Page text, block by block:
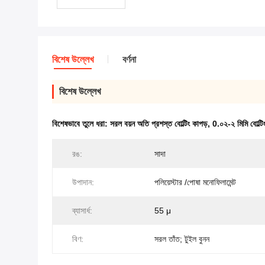
বিশেষ উল্লেখ বর্ণনা
বিশেষ উল্লেখ
বিশেষভাবে তুলে ধরা: সরল বয়ন অতি প্রশস্ত বোল্টিং কাপড়, 0.০২-২ মিমি
রঙ: সাদা
উপাদান: পলিয়েস্টার /পোষা মনোফিলামেন্ট
ব্যাসার্ধ: 55 μ
বিণ: সরল তাঁত; টুইল বুনন